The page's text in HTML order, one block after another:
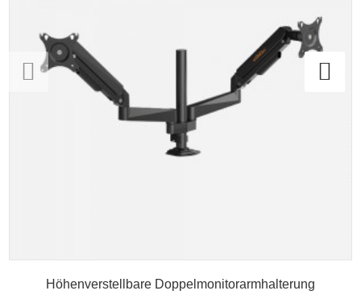
Höhenverstellbare Doppelmonitorarmhalterung